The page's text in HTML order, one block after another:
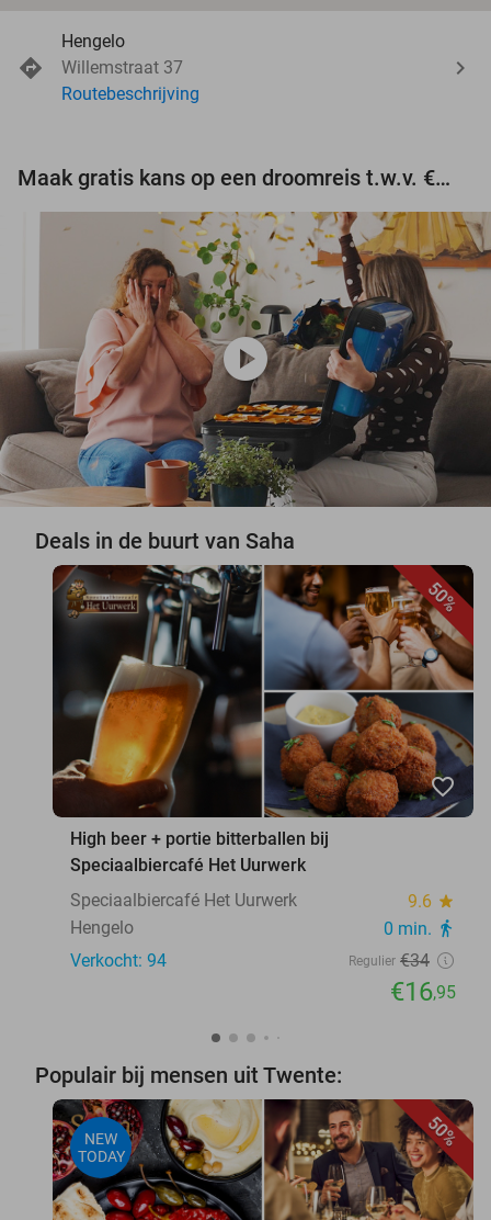
Hengelo
Willemstraat 37
Routebeschrijving
Maak gratis kans op een droomreis t.w.v. €3.000!
play_circle
Deals in de buurt van Saha
50%
favorite_border
High beer + portie bitterballen bij
Speciaalbiercafé Het Uurwerk
Speciaalbiercafé Het Uurwerk
9.6 star
Hengelo 0 min. directions_walk
Verkocht: 94 Regulier €34
€16,95
Populair bij mensen uit Twente:
50%
NEW
TODAY